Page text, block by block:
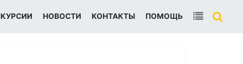
НОВОСТИ КОНТАКТЫ ПОМОЩЬ